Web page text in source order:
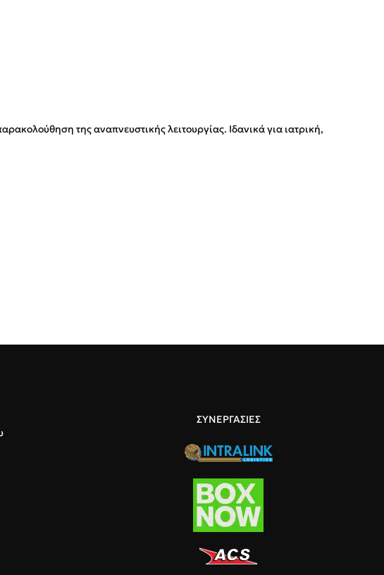
της αναπνευστικής λειτουργίας. Ιδανικά για ιατρική,
ΣΥΝΕΡΓΑΣΙΕΣ